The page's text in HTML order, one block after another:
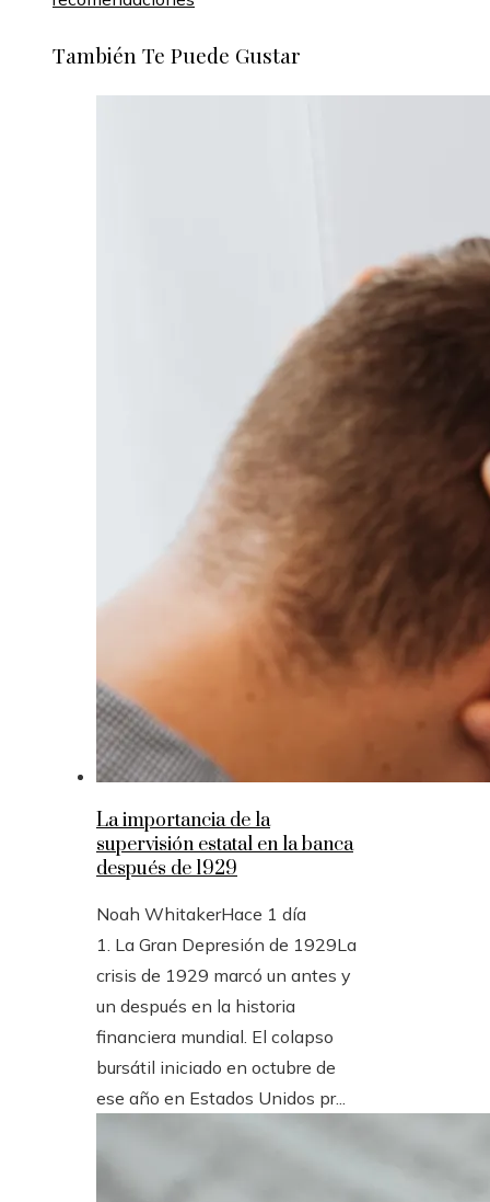
También Te Puede Gustar
La importancia de la
supervisión estatal en la banca
después de 1929
Noah WhitakerHace 1 día
1. La Gran Depresión de 1929La
crisis de 1929 marcó un antes y
un después en la historia
financiera mundial. El colapso
bursátil iniciado en octubre de
ese año en Estados Unidos pr...